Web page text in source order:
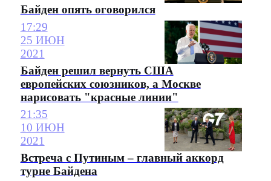
Байден опять оговорился
17:29
25 ИЮН
2021
Байден решил вернуть США
европейских союзников, а Москве
нарисовать "красные линии"
21:35
10 ИЮН
2021
Встреча с Путиным – главный аккорд
турне Байдена